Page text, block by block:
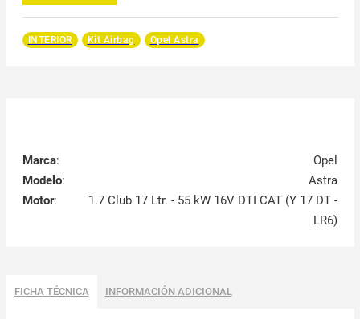
INTERIOR Kit Airbag Opel Astra
Marca:
Opel
Modelo:
Astra
Motor:
1.7 Club 17 Ltr. - 55 kW 16V DTI CAT (Y 17 DT -
LR6)
FICHA TÉCNICA INFORMACIÓN ADICIONAL